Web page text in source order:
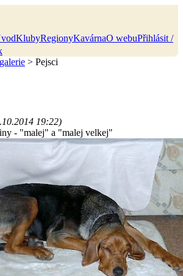
KlubyRegionyKavárnaO webuPřihlásit /
> Pejsci
19:22)
- "malej" a "malej velkej"